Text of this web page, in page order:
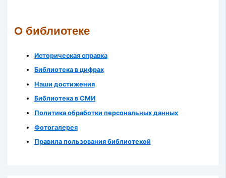
О библиотеке
Историческая справка
Библиотека в цифрах
Наши достижения
Библиотека в СМИ
Политика обработки персональных данных
Фотогалерея
Правила пользования библиотекой